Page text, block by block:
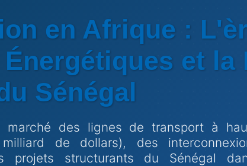
en Afrique :
et la
Sénégal
marché des lignes de transport à
de dollars), des
projets structurants du Sénégal